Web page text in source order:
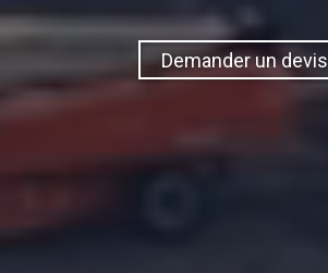
Demander un devis